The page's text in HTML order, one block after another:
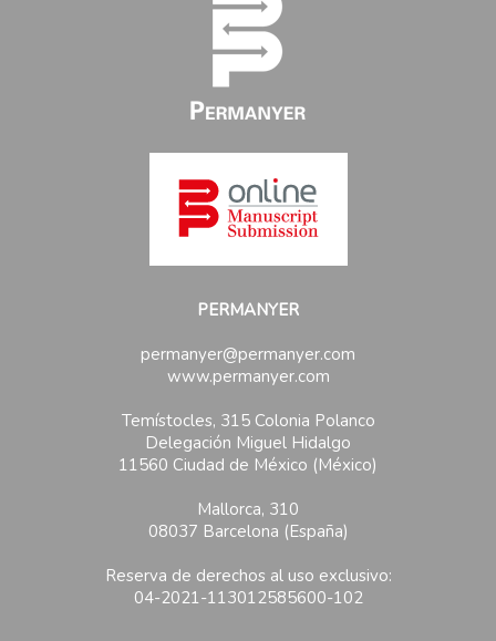
PERMANYER
permanyer@permanyer.com
www.permanyer.com
Temístocles, 315 Colonia Polanco
Delegación Miguel Hidalgo
11560 Ciudad de México (México)
Mallorca, 310
08037 Barcelona (España)
Reserva de derechos al uso exclusivo:
04-2021-113012585600-102